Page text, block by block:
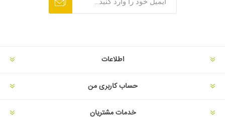
اطلاعات
حساب کاربری من
خدمات مشتریان